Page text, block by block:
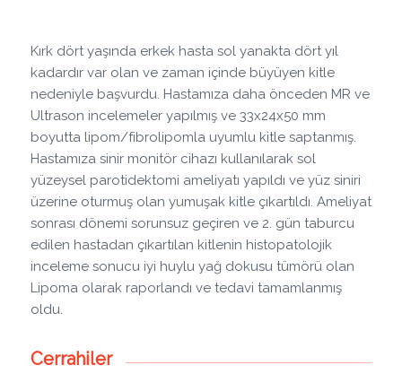
Kırk dört yaşında erkek hasta sol yanakta dört yıl
kadardır var olan ve zaman içinde büyüyen kitle
nedeniyle başvurdu. Hastamıza daha önceden MR ve
Ultrason incelemeler yapılmış ve 33x24x50 mm
boyutta lipom/fibrolipomla uyumlu kitle saptanmış.
Hastamıza sinir monitör cihazı kullanılarak sol
yüzeysel parotidektomi ameliyatı yapıldı ve yüz siniri
üzerine oturmuş olan yumuşak kitle çıkartıldı. Ameliyat
sonrası dönemi sorunsuz geçiren ve 2. gün taburcu
edilen hastadan çıkartılan kitlenin histopatolojik
inceleme sonucu iyi huylu yağ dokusu tümörü olan
Lipoma olarak raporlandı ve tedavi tamamlanmış
oldu.
Cerrahiler